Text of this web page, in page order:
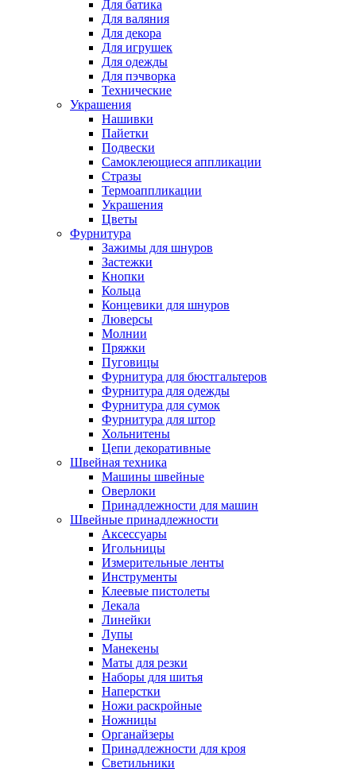
Для батика
Для валяния
Для декора
Для игрушек
Для одежды
Для пэчворка
Технические
Украшения
Нашивки
Пайетки
Подвески
Самоклеющиеся аппликации
Стразы
Термоаппликации
Украшения
Цветы
Фурнитура
Зажимы для шнуров
Застежки
Кнопки
Кольца
Концевики для шнуров
Люверсы
Молнии
Пряжки
Пуговицы
Фурнитура для бюстгальтеров
Фурнитура для одежды
Фурнитура для сумок
Фурнитура для штор
Хольнитены
Цепи декоративные
Швейная техника
Машины швейные
Оверлоки
Принадлежности для машин
Швейные принадлежности
Аксессуары
Игольницы
Измерительные ленты
Инструменты
Клеевые пистолеты
Лекала
Линейки
Лупы
Манекены
Маты для резки
Наборы для шитья
Наперстки
Ножи раскройные
Ножницы
Органайзеры
Принадлежности для кроя
Светильники